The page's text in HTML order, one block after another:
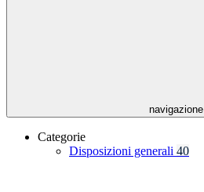
navigazione
Categorie
Disposizioni generali 40